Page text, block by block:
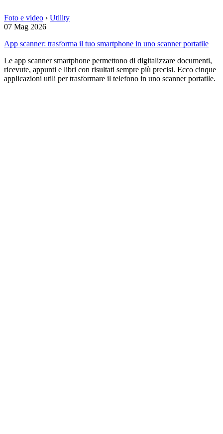
Foto e video › Utility
07 Mag 2026
App scanner: trasforma il tuo smartphone in uno scanner portatile
Le app scanner smartphone permettono di digitalizzare documenti,
ricevute, appunti e libri con risultati sempre più precisi. Ecco cinque
applicazioni utili per trasformare il telefono in uno scanner portatile.